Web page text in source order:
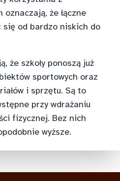
że łączne
się od bardzo niskich do
że szkoły ponoszą już
sportowych oraz
i sprzętu. Są to
przy wdrażaniu
fizycznej. Bez nich
wyższe.